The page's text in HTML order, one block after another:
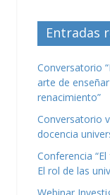
Entradas
Conversatorio
arte de
renacimiento”
Conversatorio
docencia
Conferencia
El rol de las